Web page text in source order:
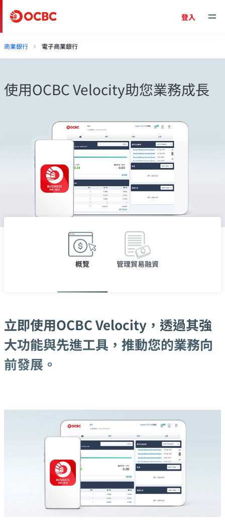
登入
商業銀行 電子商業銀行
使用OCBC Velocity助您業務成長
概覽 管理貿易融資
立即使用OCBC Velocity，透過其強
大功能與先進工具，推動您的業務向
前發展。